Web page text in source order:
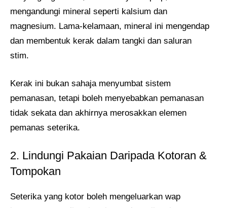
mengandungi mineral seperti kalsium dan
magnesium. Lama-kelamaan, mineral ini mengendap
dan membentuk kerak dalam tangki dan saluran
stim.
Kerak ini bukan sahaja menyumbat sistem
pemanasan, tetapi boleh menyebabkan pemanasan
tidak sekata dan akhirnya merosakkan elemen
pemanas seterika.
2. Lindungi Pakaian Daripada Kotoran &
Tompokan
Seterika yang kotor boleh mengeluarkan wap